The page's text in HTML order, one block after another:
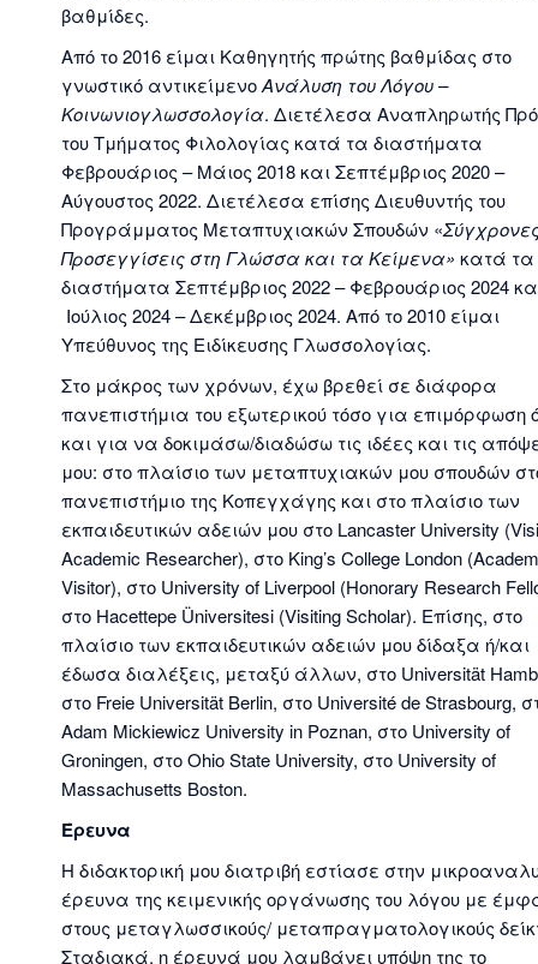
βαθμίδες.
Από το 2016 είμαι Καθηγητής πρώτης βαθμίδας στο
γνωστικό αντικείμενοΑνάλυση του Λόγου –
Κοινωνιογλωσσολογία. Διετέλεσα Αναπληρωτής
του Τμήματος Φιλολογίας κατά τα διαστήματα
Φεβρουάριος – Μάιος 2018 και Σεπτέμβριος 2020 –
Αύγουστος 2022. Διετέλεσα επίσης Διευθυντής του
Προγράμματος Μεταπτυχιακών Σπουδών «
Προσεγγίσεις στη Γλώσσα και τα Κείμενα» κατά τα
διαστήματα Σεπτέμβριος 2022 – Φεβρουάριος 2024
Ιούλιος 2024 – Δεκέμβριος 2024. Από το 2010 είμαι
Υπεύθυνος της Ειδίκευσης Γλωσσολογίας.
Στο μάκρος των χρόνων, έχω βρεθεί σε διάφορα
πανεπιστήμια του εξωτερικού τόσο για επιμόρφωση
και για να δοκιμάσω/διαδώσω τις ιδέες και τις
μου: στο πλαίσιο των μεταπτυχιακών μου σπουδών
πανεπιστήμιο της Κοπεγχάγης και στο πλαίσιο των
εκπαιδευτικών αδειών μου στο Lancaster University
Academic Researcher), στο King’s College London
Visitor), στο University of Liverpool (Honorary Research
στο Hacettepe Üniversitesi (Visiting Scholar). Επίσης, στο
πλαίσιο των εκπαιδευτικών αδειών μου δίδαξα ή/και
έδωσα διαλέξεις, μεταξύ άλλων, στο Universität
στο Freie Universität Berlin, στο Université de Strasbourg,
Adam Mickiewicz University in Poznan, στο University of
Groningen, στο Ohio State University, στο University of
Massachusetts Boston.
Έρευνα
Η διδακτορική μου διατριβή εστίασε στην
έρευνα της κειμενικής οργάνωσης του λόγου με
στους μεταγλωσσικούς/ μεταπραγματολογικούς
Σταδιακά, η έρευνά μου λαμβάνει υπόψη της το